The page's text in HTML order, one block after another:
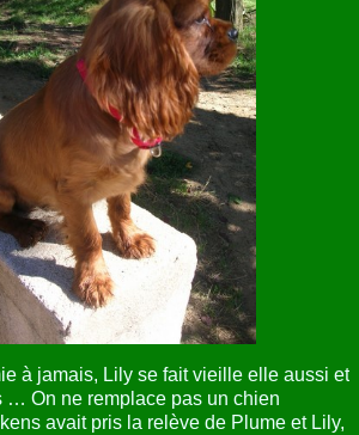
à jamais, Lily se fait vieille elle aussi et
… On ne remplace pas un chien
avait pris la relève de Plume et Lily,